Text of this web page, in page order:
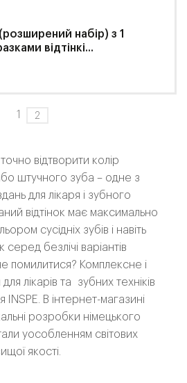
(розширений набір) з 1
відтінкі...
1 2
відтворити колір
штучного зуба – одне з
для лікаря і зубного
відтінок має максимально
сусідніх зубів і навіть
безлічі варіантів
помилитися? Комплексне і
лікарів та зубних техніків
INSPE. В інтернет-магазині
розробки німецького
уособленням світових
якості.